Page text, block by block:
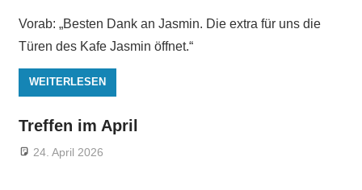
Vorab: „Besten Dank an Jasmin. Die extra für uns die
Türen des Kafe Jasmin öffnet.“
WEITERLESEN
Treffen im April
24. April 2026